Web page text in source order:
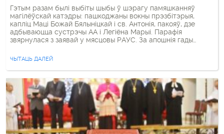
Гэтым разам былі выбіты шыбы ў шэрагу памяшканняў
магілёўскай катэдры: пашкоджаны вокны прэзбітэрыя,
капліц Маці Божай Бялыніцкай і св. Антонія, пакояў, дзе
адбываюцца сустрэчы АА і Легіёна Марыі. Парафія
звярнулася з заявай у мясцовы РАУС. За апошнія гады
красавіку 2021 г. невядомыя праніклі ў касцёл у
Навалукомлі і напісалі […]
ЧЫТАЦЬ ДАЛЕЙ